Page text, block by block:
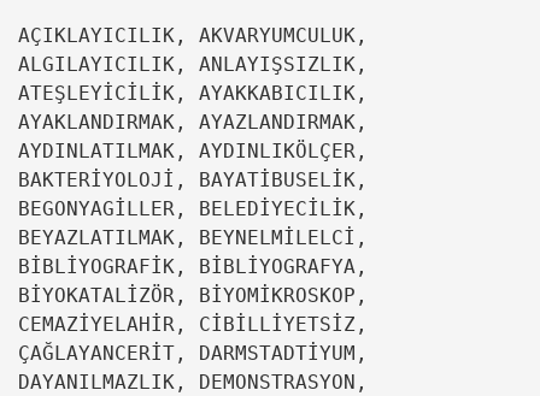
AÇIKLAYICILIK, AKVARYUMCULUK,
ALGILAYICILIK, ANLAYIŞSIZLIK,
ATEŞLEYİCİLİK, AYAKKABICILIK,
AYAKLANDIRMAK, AYAZLANDIRMAK,
AYDINLATILMAK, AYDINLIKÖLÇER,
BAKTERİYOLOJİ, BAYATİBUSELİK,
BEGONYAGİLLER, BELEDİYECİLİK,
BEYAZLATILMAK, BEYNELMİLELCİ,
BİBLİYOGRAFİK, BİBLİYOGRAFYA,
BİYOKATALİZÖR, BİYOMİKROSKOP,
CEMAZİYELAHİR, CİBİLLİYETSİZ,
ÇAĞLAYANCERİT, DARMSTADTİYUM,
DAYANILMAZLIK, DEMONSTRASYON,